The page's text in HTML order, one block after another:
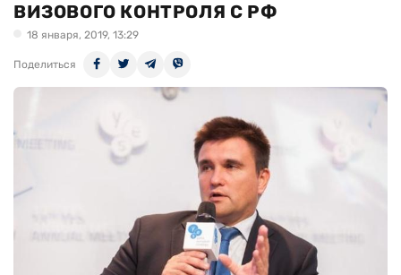
ВИЗОВОГО КОНТРОЛЯ С РФ
18 января, 2019, 13:29
Поделиться